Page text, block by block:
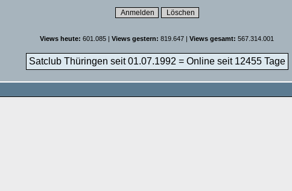
Views heute: 601.085 | Views gestern: 819.647 | Views gesamt: 567.314.001
Satclub Thüringen seit 01.07.1992 = Online seit 12455 Tage